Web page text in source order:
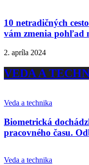
10 netradičných
vám zmenia pohľad
2. apríla 2024
VEDA A
Veda a technika
Biometrická
pracovného času.
Veda a technika